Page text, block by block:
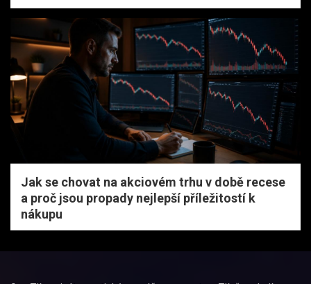
Jak se chovat na akciovém trhu v době recese
a proč jsou propady nejlepší příležitostí k
nákupu